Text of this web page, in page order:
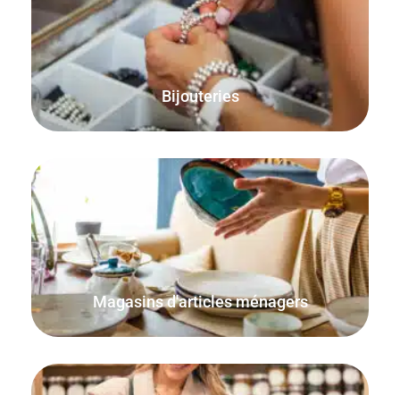
Bijouteries
Vendez vos bijoux en ligne ou à partir de votre magasin
physique, de votre domicile ou de votre place de marché.
Magasins d'articles ménagers
Veillez à ce que les commandes en ligne et en personne
soient comptabilisées et que votre stock soit à jour.